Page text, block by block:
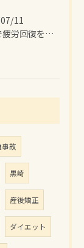
11
整体院で疲労回復を目指す佐伯市の施術効果と費用・通院プラン徹底解説
故
黒崎
産後矯正
ダイエット